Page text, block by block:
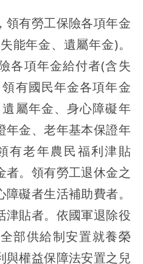
領有勞工保險各項年金
能年金、遺屬年金)。
各項年金給付者(含失
有國民年金各項年金
屬年金、身心障礙年
年金、老年基本保證年
有老年農民福利津貼
者。領有勞工退休金之
礙者生活補助費者。
津貼者。依國軍退除役
部供給制安置就養榮
與權益保障法安置之兒